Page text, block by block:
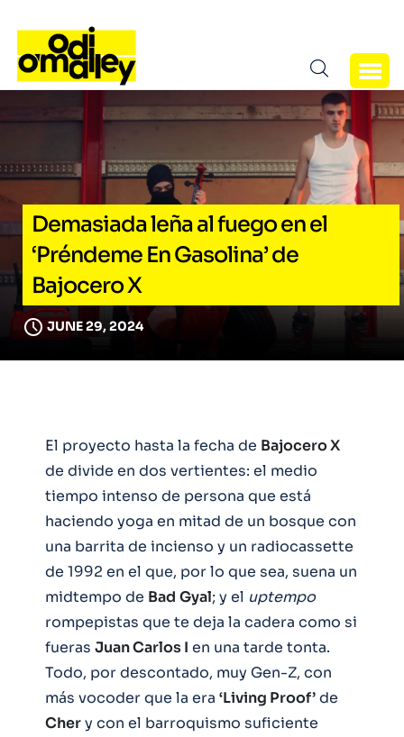
Demasiada leña al fuego en el
‘Préndeme En Gasolina’ de
Bajocero X
JUNE 29, 2024
El proyecto hasta la fecha de Bajocero X
de divide en dos vertientes: el medio
tiempo intenso de persona que está
haciendo yoga en mitad de un bosque con
una barrita de incienso y un radiocassette
de 1992 en el que, por lo que sea, suena un
midtempo de Bad Gyal; y el uptempo
rompepistas que te deja la cadera como si
fueras Juan Carlos I en una tarde tonta.
Todo, por descontado, muy Gen-Z, con
más vocoder que la era ‘Living Proof’de
Chery con el barroquismo suficiente